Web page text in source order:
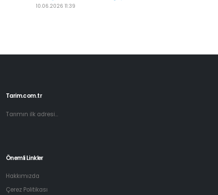
10.06.2026 11:39
Tarim.com.tr
Tarımın ilk adresi...
Önemli Linkler
Hakkımızda
Çerez Politikası